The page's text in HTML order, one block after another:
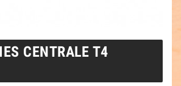
CENTRALE T4